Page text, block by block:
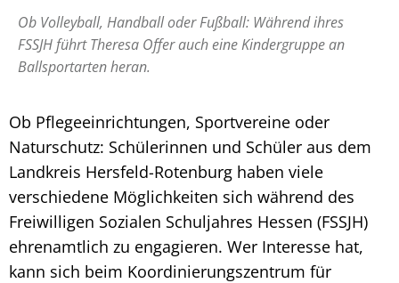
Ob Volleyball, Handball oder Fußball: Während ihres
FSSJH führt Theresa Offer auch eine Kindergruppe an
Ballsportarten heran.
Ob Pflegeeinrichtungen, Sportvereine oder
Naturschutz: Schülerinnen und Schüler aus dem
Landkreis Hersfeld-Rotenburg haben viele
verschiedene Möglichkeiten sich während des
Freiwilligen Sozialen Schuljahres Hessen (FSSJH)
ehrenamtlich zu engagieren. Wer Interesse hat,
kann sich beim Koordinierungszentrum für